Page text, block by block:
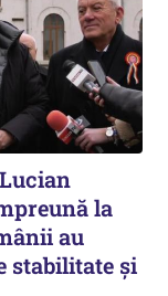
la
au
stabilitate şi